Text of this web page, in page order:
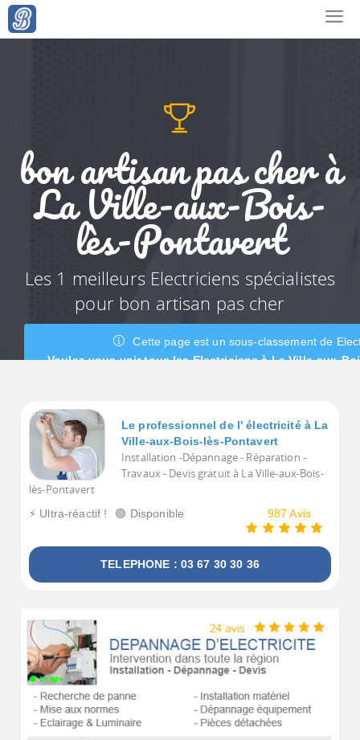
bon artisan pas cher à
La Ville-aux-Bois-
lès-Pontavert
Les 1 meilleurs Electriciens spécialistes
pour bon artisan pas cher
Cette page est un sous-classement de
Voulez-vous voir tous les Electriciens à La Ville-aux-
Le professionnel de l' électricité à La
Ville-aux-Bois-lès-Pontavert
Installation -Dépannage - Réparation -
Travaux - Devis gratuit à La Ville-aux-Bois-
lès-Pontavert
⚡ Ultra-réactif ! 🟢 Disponible 987 Avis
TELEPHONE : 03 67 30 30 36